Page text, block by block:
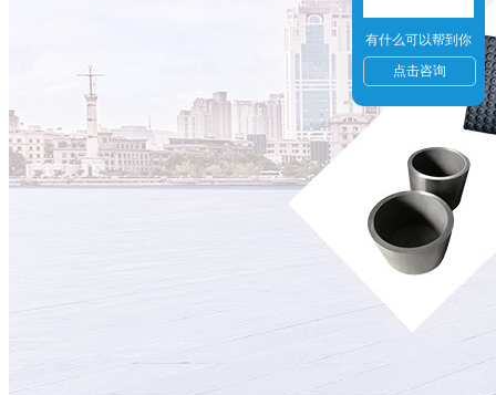
有什么可以帮到你
点击咨询